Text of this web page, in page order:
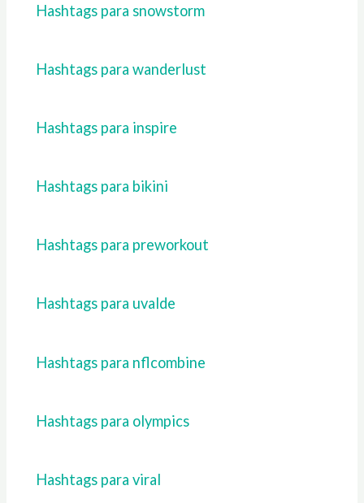
Hashtags para snowstorm
Hashtags para wanderlust
Hashtags para inspire
Hashtags para bikini
Hashtags para preworkout
Hashtags para uvalde
Hashtags para nflcombine
Hashtags para olympics
Hashtags para viral